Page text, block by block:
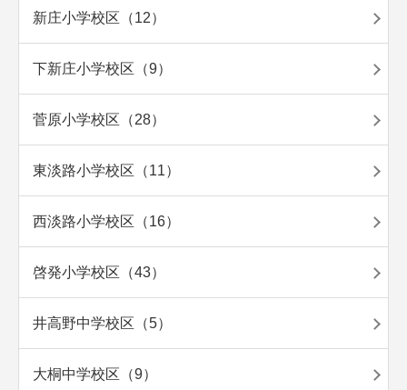
新庄小学校区（12）
下新庄小学校区（9）
菅原小学校区（28）
東淡路小学校区（11）
西淡路小学校区（16）
啓発小学校区（43）
井高野中学校区（5）
大桐中学校区（9）